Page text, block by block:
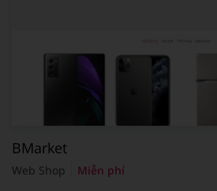
BMarket
Web Shop Miễn phí